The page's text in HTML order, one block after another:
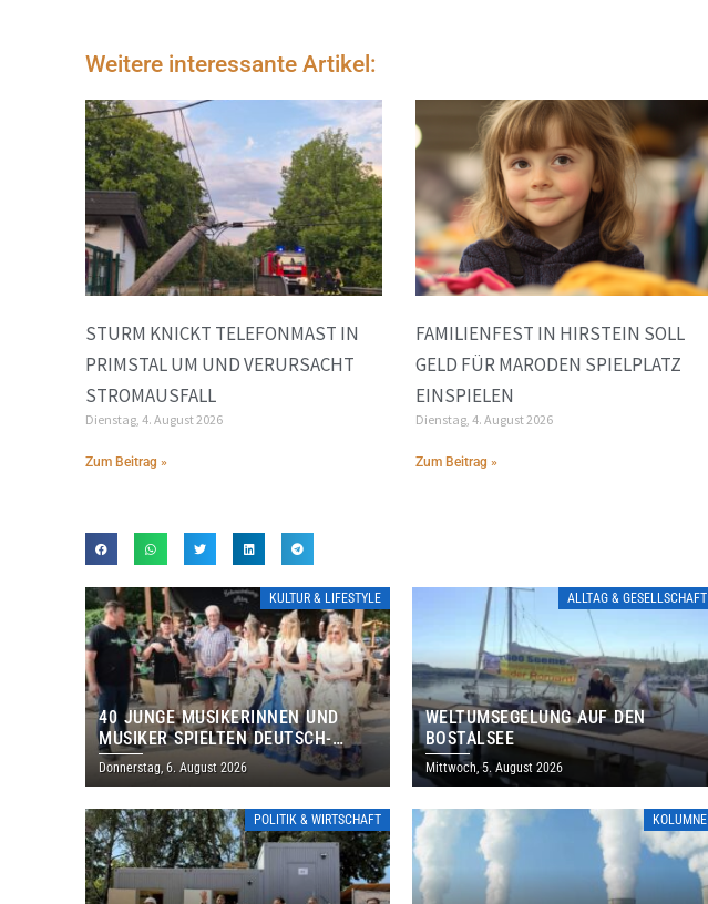
Weitere interessante Artikel:
STURM KNICKT TELEFONMAST IN
PRIMSTAL UM UND VERURSACHT
STROMAUSFALL
Dienstag, 4. August 2026
Zum Beitrag »
FAMILIENFEST IN HIRSTEIN SOLL
GELD FÜR MARODEN SPIELPLATZ
EINSPIELEN
Dienstag, 4. August 2026
Zum Beitrag »
KULTUR & LIFESTYLE
40 JUNGE MUSIKERINNEN UND
MUSIKER SPIELTEN DEUTSCH-
BRASILIANISCHES PROGRAMM IN
THOLEY
Donnerstag, 6. August 2026
ALLTAG & GESELLSCHAFT
WELTUMSEGELUNG AUF DEN
BOSTALSEE
Mittwoch, 5. August 2026
POLITIK & WIRTSCHAFT KOLUMNE